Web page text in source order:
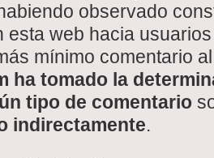
observado
esta web hacia
mínimo comentario
ha tomado la
tipo de comentario
indirectamente.